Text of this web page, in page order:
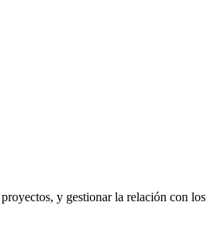
y gestionar la relación con los